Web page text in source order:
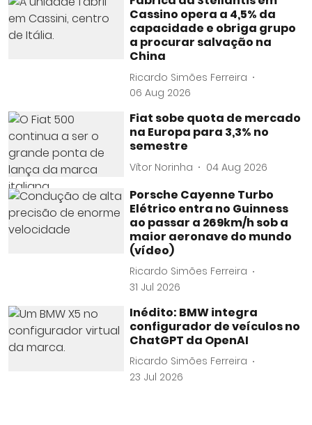
Cassino opera a 4,5% da
capacidade e obriga grupo
a procurar salvação na
China
Ricardo Simões Ferreira
06 Aug 2026
Fiat sobe quota de mercado
na Europa para 3,3% no
semestre
Vítor Norinha 04 Aug 2026
Porsche Cayenne Turbo
Elétrico entra no Guinness
ao passar a 269km/h sob a
maior aeronave do mundo
(vídeo)
Ricardo Simões Ferreira
31 Jul 2026
Inédito: BMW integra
configurador de veículos no
ChatGPT da OpenAI
Ricardo Simões Ferreira
23 Jul 2026